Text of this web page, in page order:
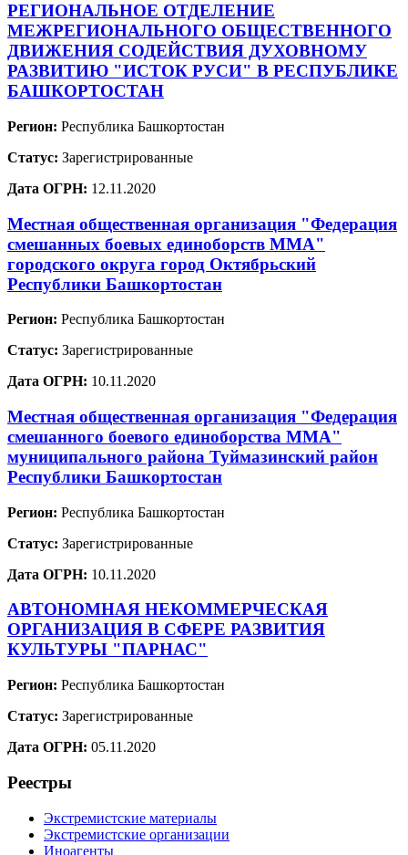
РЕГИОНАЛЬНОЕ ОТДЕЛЕНИЕ
МЕЖРЕГИОНАЛЬНОГО ОБЩЕСТВЕННОГО
ДВИЖЕНИЯ СОДЕЙСТВИЯ ДУХОВНОМУ
РАЗВИТИЮ "ИСТОК РУСИ" В РЕСПУБЛИКЕ
БАШКОРТОСТАН
Регион: Республика Башкортостан
Статус: Зарегистрированные
Дата ОГРН: 12.11.2020
Местная общественная организация "Федерация
смешанных боевых единоборств ММА"
городского округа город Октябрьский
Республики Башкортостан
Регион: Республика Башкортостан
Статус: Зарегистрированные
Дата ОГРН: 10.11.2020
Местная общественная организация "Федерация
смешанного боевого единоборства ММА"
муниципального района Туймазинский район
Республики Башкортостан
Регион: Республика Башкортостан
Статус: Зарегистрированные
Дата ОГРН: 10.11.2020
АВТОНОМНАЯ НЕКОММЕРЧЕСКАЯ
ОРГАНИЗАЦИЯ В СФЕРЕ РАЗВИТИЯ
КУЛЬТУРЫ "ПАРНАС"
Регион: Республика Башкортостан
Статус: Зарегистрированные
Дата ОГРН: 05.11.2020
Реестры
Экстремистские материалы
Экстремистские организации
Иноагенты